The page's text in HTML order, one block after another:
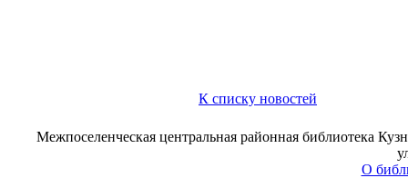
К списку новостей
Межпоселенческая центральная районная библиотека
О